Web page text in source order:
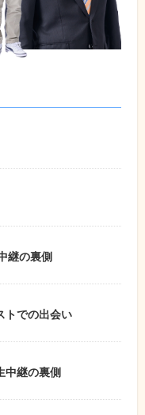
継の裏側
トでの出会い
継の裏側